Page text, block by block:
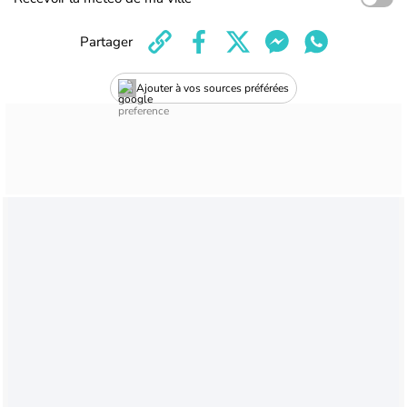
Ajouter à vos sources préférées
Partager